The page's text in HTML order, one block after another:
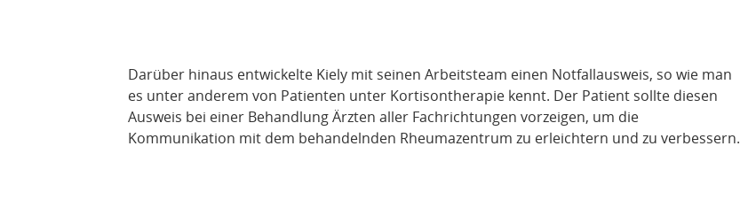
Darüber hinaus entwickelte Kiely mit seinen Arbeitsteam einen Notfallausweis, so wie man
es unter anderem von Patienten unter Kortisontherapie kennt. Der Patient sollte diesen
Ausweis bei einer Behandlung Ärzten aller Fachrichtungen vorzeigen, um die
Kommunikation mit dem behandelnden Rheumazentrum zu erleichtern und zu verbessern.